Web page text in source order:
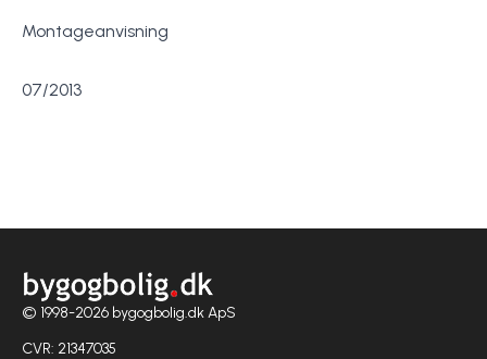
Montageanvisning
07/2013
© 1998-2026 bygogbolig.dk ApS
CVR: 21347035